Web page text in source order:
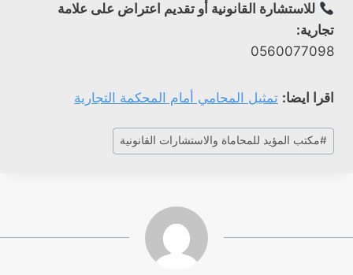
للاستشارة القانونية أو تقديم اعتراض على علامة
تجارية:
0560077098
اقرا ايضا: تمثيل المحامي أمام المحكمة التجارية
وسوم
المقال:
#مكتب المؤيد للمحاماة والاستشارات القانونية